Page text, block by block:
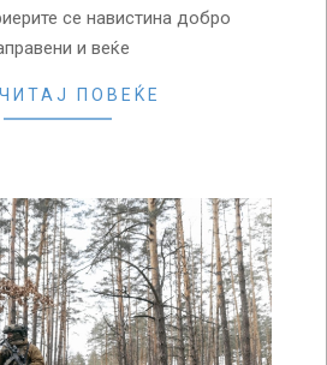
се навистина добро
и веќе
ПОВЕЌЕ